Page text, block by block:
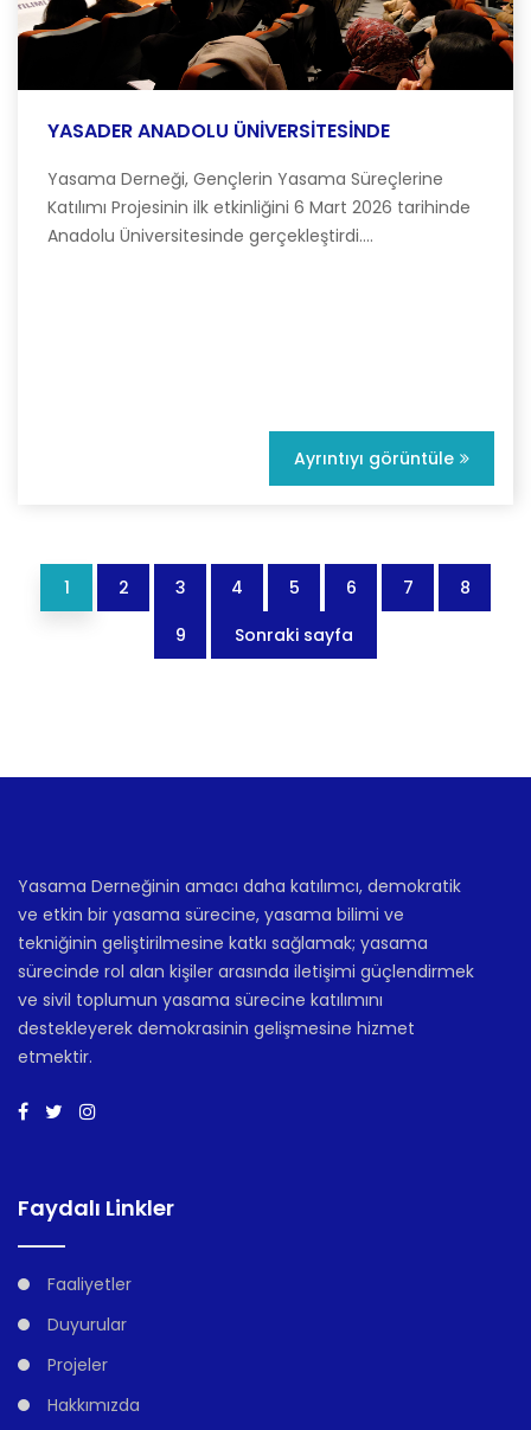
YASADER ANADOLU ÜNİVERSİTESİNDE
Yasama Derneği, Gençlerin Yasama Süreçlerine
Katılımı Projesinin ilk etkinliğini 6 Mart 2026 tarihinde
Anadolu Üniversitesinde gerçekleştirdi....
Ayrıntıyı görüntüle
1 2 3 4 5 6 7
8
9
Sonraki sayfa
Yasama Derneğinin amacı daha katılımcı, demokratik
ve etkin bir yasama sürecine, yasama bilimi ve
tekniğinin geliştirilmesine katkı sağlamak; yasama
sürecinde rol alan kişiler arasında iletişimi güçlendirmek
ve sivil toplumun yasama sürecine katılımını
destekleyerek demokrasinin gelişmesine hizmet
etmektir.
Faydalı Linkler
Faaliyetler
Duyurular
Projeler
Hakkımızda